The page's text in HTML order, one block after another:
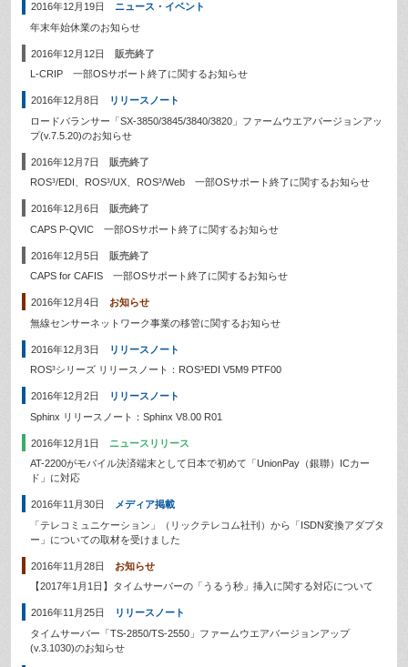
2016年12月19日
ニュース・イベント
年末年始休業のお知らせ
2016年12月12日
販売終了
L-CRIP 一部OSサポート終了に関するお知らせ
2016年12月8日
リリースノート
ロードバランサー「SX-3850/3845/3840/3820」ファームウエアバージョンアッ
プ(v.7.5.20)のお知らせ
2016年12月7日
販売終了
ROS³/EDI、ROS³/UX、ROS³/Web 一部OSサポート終了に関するお知らせ
2016年12月6日
販売終了
CAPS P-QVIC 一部OSサポート終了に関するお知らせ
2016年12月5日
販売終了
CAPS for CAFIS 一部OSサポート終了に関するお知らせ
2016年12月4日
お知らせ
無線センサーネットワーク事業の移管に関するお知らせ
2016年12月3日
リリースノート
ROS³シリーズ リリースノート：ROS³EDI V5M9 PTF00
2016年12月2日
リリースノート
Sphinx リリースノート：Sphinx V8.00 R01
2016年12月1日
ニュースリリース
AT-2200がモバイル決済端末として日本で初めて「UnionPay（銀聯）ICカー
ド」に対応
2016年11月30日
メディア掲載
「テレコミュニケーション」（リックテレコム社刊）から「ISDN変換アダプタ
ー」についての取材を受けました
2016年11月28日
お知らせ
【2017年1月1日】タイムサーバーの「うるう秒」挿入に関する対応について
2016年11月25日
リリースノート
タイムサーバー「TS-2850/TS-2550」ファームウエアバージョンアップ
(v.3.1030)のお知らせ